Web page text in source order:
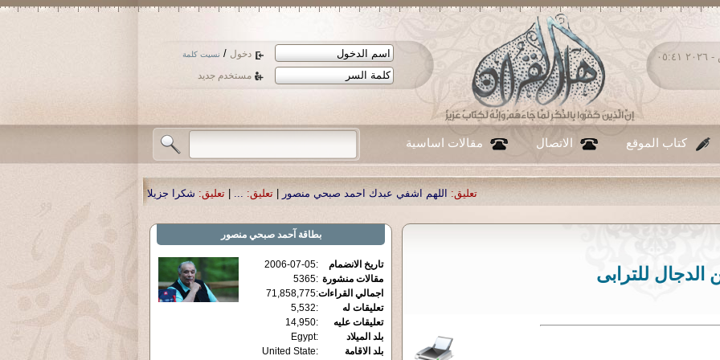
دخول / نسيت كلمة
مستخدم جديد
السبت ٠٨ - أغسطس - ٢٠٢٦ ٠٥:٤١
كتاب الموقع الاتصال مقالات اساسية
اللهم اشفي عبدك احمد صبحي منصور|تعليق: ... تعليق: شكرا جزيلا أستاذ حمد الحمد .أكرمكم الله .
الدجال للترابى
بطاقة آحمد صبحي منصور
تاريخ الانضمام :
2006-07-05
مقالات منشورة :
5365
اجمالي القراءات:
71,858,775
تعليقات له
:
5,532
تعليقات عليه
:
14,950
بلد الميلاد
:
Egypt
بلد الاقامة
:
United State